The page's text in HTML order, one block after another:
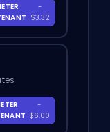
-
$3.32
-
$6.00